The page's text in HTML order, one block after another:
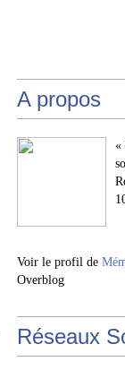
A propos
«
Voir le profil de
Overblog
Réseaux